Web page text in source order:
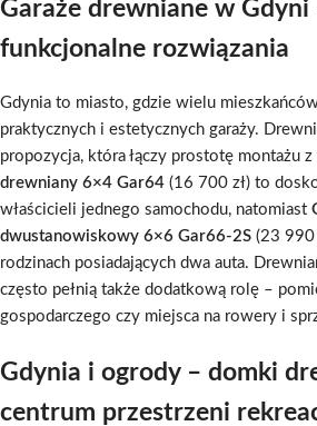
Garaże drewniane w Gdyni
funkcjonalne rozwiązania
Gdynia to miasto, gdzie wielu
praktycznych i estetycznych garaży.
propozycja, która łączy prostotę montażu z
drewniany 6×4 Gar64 (16 700 zł) to
właścicieli jednego samochodu, natomiast
dwustanowiskowy 6×6 Gar66-2S (23 990
rodzinach posiadających dwa auta.
często pełnią także dodatkową rolę –
gospodarczego czy miejsca na rowery i
Gdynia i ogrody – domki
centrum przestrzeni